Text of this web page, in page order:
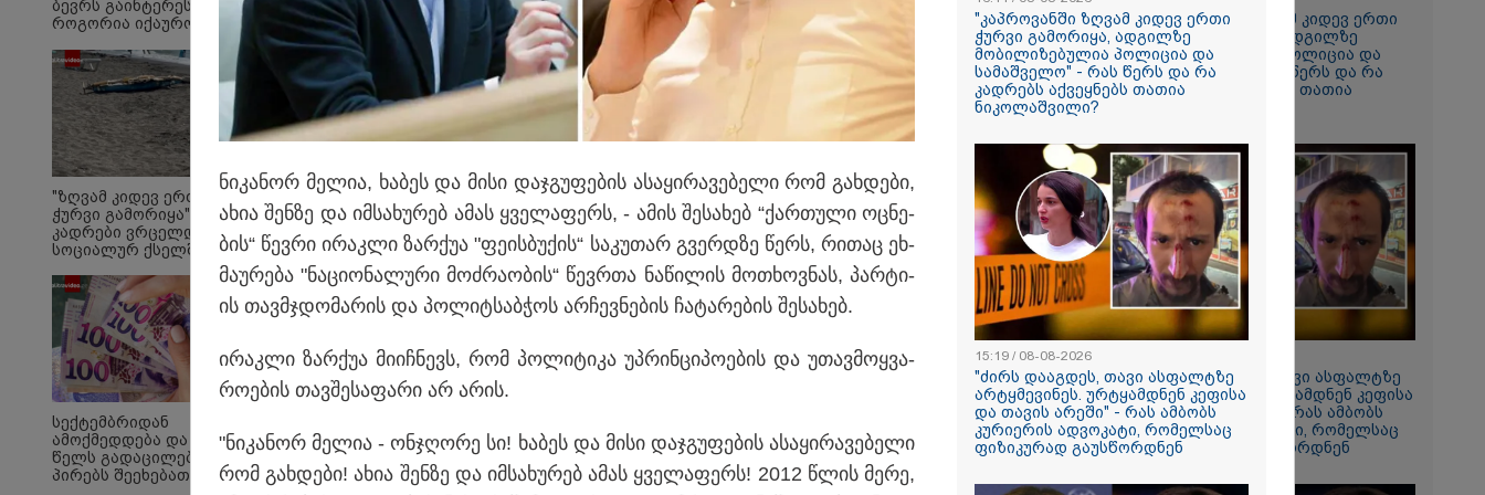
"კალიგულა უარესი სახელი არ არის?! ან ოტელო
რომ ჰქვია პერსონაჟს - მკვლელია. რაც არ უნდა
შეყვარებული და ეჭვიანი იყოს, მაინც მკვლელია"
ფერმერი გახდა
"ჩემი პერსონაჟი მატყუარა
ტიპია" - ვინ არის და როგორ
ცხოვრობს სერიალ
"USAშველოების" უჩვეულო
მეტსახელის მქონე
პოპულარული გმირი
"ბავშვობიდან ასე ვარ..
ფანატიკურად ვარ
შეყვარებული
საქართველოზე" - გაიცანით
მარტინ გუიმჯიანი, ქართულ
ენასა და საქართველოზე
შეყვარებული სომეხი ბიჭი
დედამიწაზე სიცოცხლის
წარმოშობის შესახებ აქამდე
არსებული თეორიები
თავდაყირა დგება - რა
აღმოაჩინეს მეცნიერებმა?
"კაპროვანში ზღვამ კიდევ ერთი
ჭურვი გამორიყა, ადგილზე
მობილიზებულია პოლიცია და
სამაშველო" - რას წერს და რა
კადრებს აქვეყნებს თათია
"ძირს დააგდეს, თავი ასფალტზე
არტყმევინეს. ურტყამდნენ კეფისა
და თავის არეში" - რას ამბობს
კურიერის ადვოკატი, რომელსაც
ფიზიკურად გაუსწორდნენ
ბევრს გაინტერესებთ,
როგორია იქაურობა
ვრცელდება
სოციალურ ქსელში?
"ზღვამ კიდევ ერთი
ჭურვი გამორიყა" - რა
კადრები ვრცელდება
სოციალურ ქსელში?
სექტემბრიდან
ამოქმედდება და 60
წელს გადაცილებულ
პირებს შეეხებათ! -
ნი­კა­ნორ მე­ლია, ხა­ბეს და მისი დაჯ­გუ­ფე­ბის ასა­ყი­რა­ვე­ბე­ლი რომ გახ­დე­ბი,
ახია შენ­ზე და იმ­სა­ხუ­რებ ამას ყვე­ლა­ფერს, - ამის შე­სა­ხებ “ქარ­თუ­ლი ოც­ნე­
ბის“ წევ­რი ირაკ­ლი ზარ­ქუა "ფე­ის­ბუ­ქის“ სა­კუ­თარ გვერ­დზე წერს, რი­თაც ეხ­
მა­უ­რე­ბა "ნა­ცი­ო­ნა­ლუ­რი მოძ­რა­ო­ბის“ წევრთა ნა­წი­ლის მო­თხოვ­ნას, პარ­ტი­
ის თავ­მჯდო­მა­რის და პო­ლიტ­საბ­ჭოს არ­ჩევ­ნე­ბის ჩა­ტა­რე­ბის შე­სა­ხებ.
ირაკ­ლი ზარ­ქუა მი­იჩ­ნევს, რომ პო­ლი­ტი­კა უპ­რინ­ცი­პო­ე­ბის და უთავ­მოყ­ვა­
რო­ე­ბის თავ­შე­სა­ფა­რი არ არის.
"ნი­კა­ნორ მე­ლია - ონ­ჯღო­რე სი! ხა­ბეს და მისი დაჯ­გუ­ფე­ბის ასა­ყი­რა­ვე­ბე­ლი
რომ გახ­დე­ბი! ახია შენ­ზე და იმ­სა­ხუ­რებ ამას ყვე­ლა­ფერს! 2012 წლის მერე,
"კაპროვანში ზღვამ კიდევ ერთი
ჭურვი გამორიყა, ადგილზე
მობილიზებულია პოლიცია და
სამაშველო" - რას წერს და რა
კადრებს აქვეყნებს თათია
ნიკოლაშვილი?
15:19 / 08-08-2026
"ძირს დააგდეს, თავი ასფალტზე
არტყმევინეს. ურტყამდნენ კეფისა
და თავის არეში" - რას ამბობს
კურიერის ადვოკატი, რომელსაც
ფიზიკურად გაუსწორდნენ